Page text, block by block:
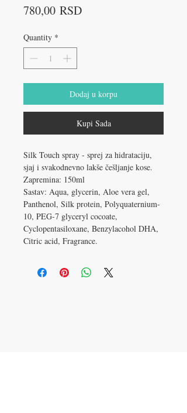
780,00 RSDPrice
Quantity *
Dodaj u korpu
Kupi Sada
Silk Touch spray - sprej za hidrataciju,
sjaj i svakodnevno lakše češljanje kose.
Zapremina: 150ml
Sastav: Aqua, glycerin, Aloe vera gel,
Panthenol, Silk protein, Polyquaternium-
10, PEG-7 glyceryl cocoate,
Cyclopentasiloxane, Benzylacohol DHA,
Citric acid, Fragrance.